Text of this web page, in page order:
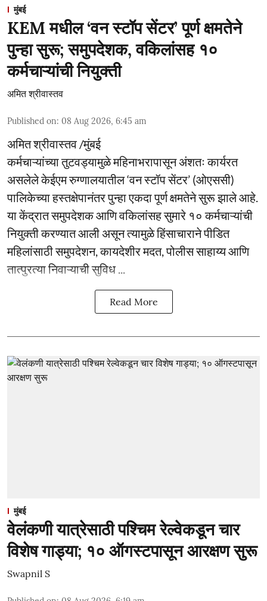
मुंबई
KEM मधील ‘वन स्टॉप सेंटर’ पूर्ण क्षमतेने
पुन्हा सुरू; समुपदेशक, वकिलांसह १०
कर्मचाऱ्यांची नियुक्ती
अमित श्रीवास्तव
Published on: 08 Aug 2026, 6:45 am
अमित श्रीवास्तव /मुंबई
कर्मचाऱ्यांच्या तुटवड्यामुळे महिनाभरापासून अंशतः कार्यरत
असलेले केईएम रुग्णालयातील ‘वन स्टॉप सेंटर’ (ओएससी)
पालिकेच्या हस्तक्षेपानंतर पुन्हा एकदा पूर्ण क्षमतेने सुरू झाले आहे.
या केंद्रात समुपदेशक आणि वकिलांसह सुमारे १० कर्मचाऱ्यांची
नियुक्ती करण्यात आली असून त्यामुळे हिंसाचाराने पीडित
महिलांसाठी समुपदेशन, कायदेशीर मदत, पोलीस साहाय्य आणि
तात्पुरत्या निवाऱ्याची सुविध ...
Read More
मुंबई
वेलंकणी यात्रेसाठी पश्चिम रेल्वेकडून चार
विशेष गाड्या; १० ऑगस्टपासून आरक्षण सुरू
Swapnil S